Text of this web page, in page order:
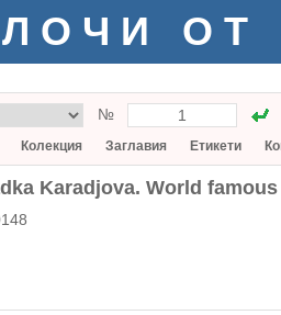
ОТ
№
Колекция Заглавия Етикети
Karadjova. World